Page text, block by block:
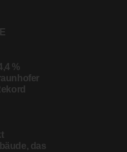
%
das